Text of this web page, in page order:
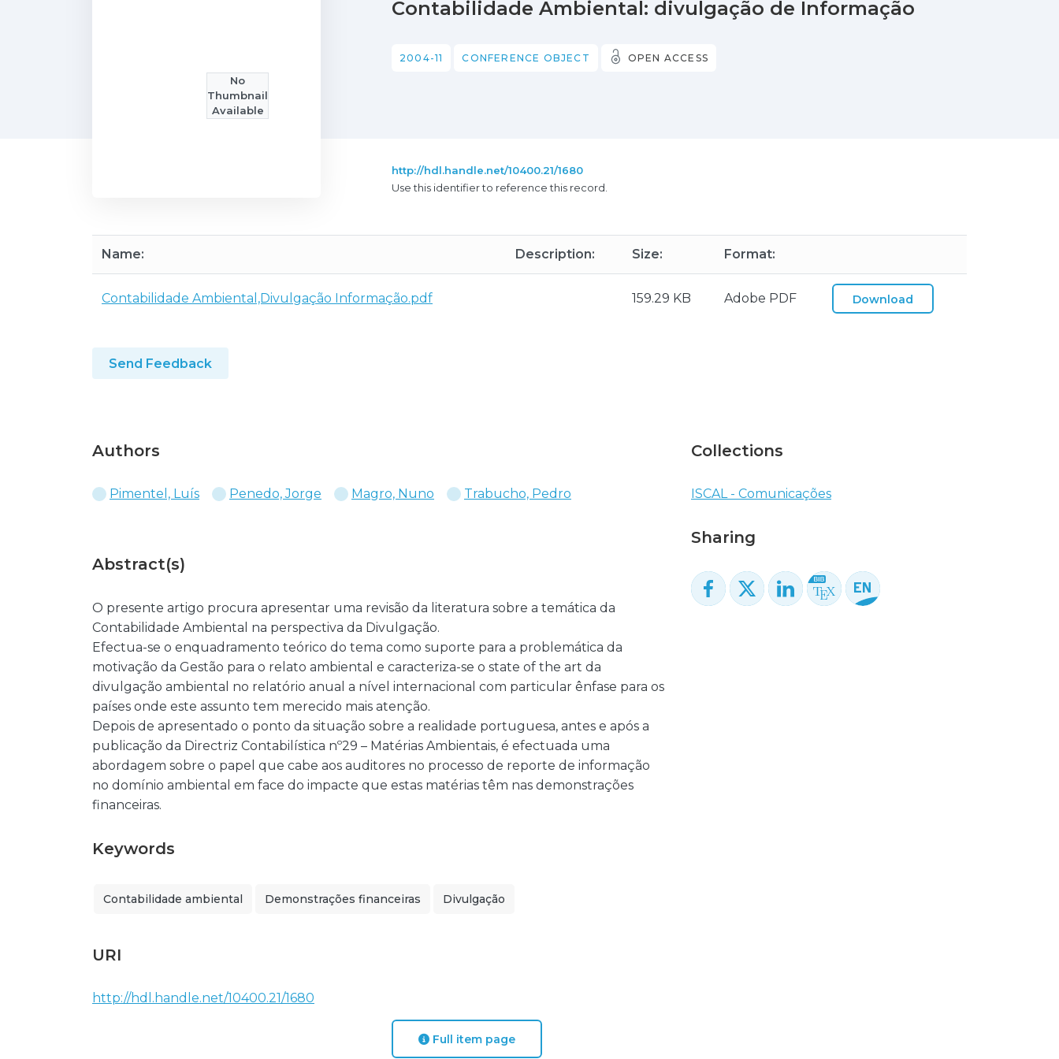
No
Thumbnail
Available
Contabilidade Ambiental: divulgação de Informação
2004-11 CONFERENCE OBJECT OPEN ACCESS
http://hdl.handle.net/10400.21/1680
Use this identifier to reference this record.
Name: Description: Size: Format:
Contabilidade Ambiental,Divulgação Informação.pdf 159.29 KB Adobe PDF Download
Send Feedback
Authors
Pimentel, Luís Penedo, Jorge Magro, Nuno Trabucho, Pedro
Abstract(s)
O presente artigo procura apresentar uma revisão da literatura sobre a temática da
Contabilidade Ambiental na perspectiva da Divulgação.
Efectua-se o enquadramento teórico do tema como suporte para a problemática da
motivação da Gestão para o relato ambiental e caracteriza-se o state of the art da
divulgação ambiental no relatório anual a nível internacional com particular ênfase para os
países onde este assunto tem merecido mais atenção.
Depois de apresentado o ponto da situação sobre a realidade portuguesa, antes e após a
publicação da Directriz Contabilística nº29 – Matérias Ambientais, é efectuada uma
abordagem sobre o papel que cabe aos auditores no processo de reporte de informação
no domínio ambiental em face do impacte que estas matérias têm nas demonstrações
financeiras.
Keywords
Contabilidade ambiental Demonstrações financeiras Divulgação
URI
http://hdl.handle.net/10400.21/1680
Collections
ISCAL - Comunicações
Sharing
Full item page